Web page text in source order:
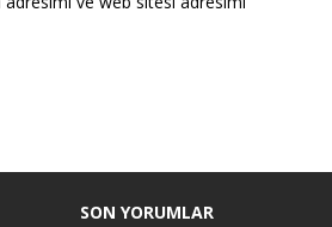
SON YORUMLAR